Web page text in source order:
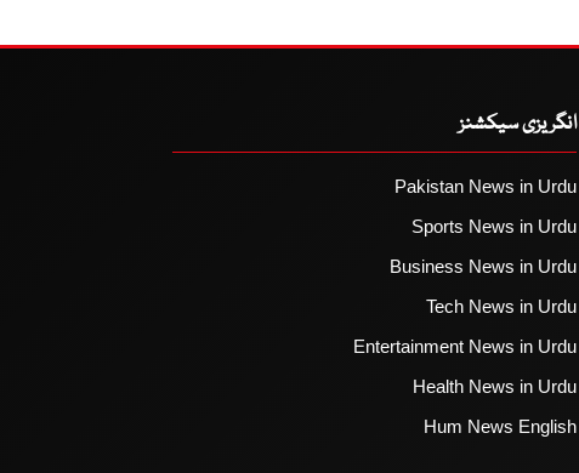
انگریزی سیکشنز
Pakistan News in Urdu
Sports News in Urdu
Business News in Urdu
Tech News in Urdu
Entertainment News in Urdu
Health News in Urdu
Hum News English